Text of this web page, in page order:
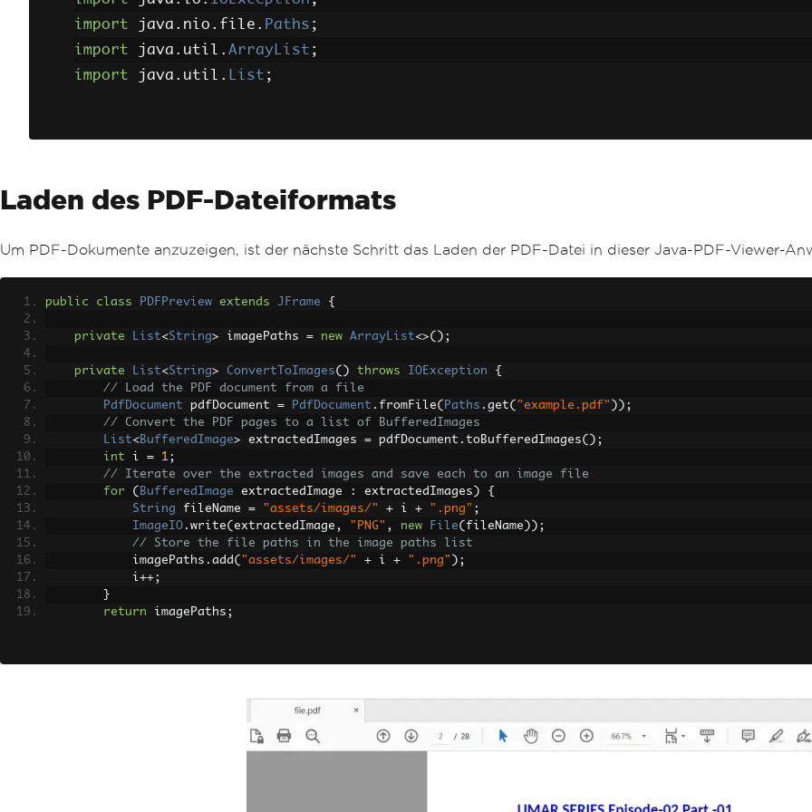
import java . nio . file . Paths ;
import java . util . ArrayList ;
import java . util . List ;
Laden des PDF-Dateiformats
Um PDF-Dokumente anzuzeigen, ist der nächste Schritt das Laden der PDF-Datei in dieser Java-PDF-Viewer-
public class PDFPreview extends JFrame {
private List<String> imagePaths = new ArrayList<>();
private List<String> ConvertToImages() throws IOException
{
// Load the PDF document from a file
PdfDocument pdfDocument = PdfDocument . fromFile( Paths . get( "example.pdf" ));
// Convert the PDF pages to a list of BufferedImages
List<BufferedImage> extractedImages = pdfDocument . toBufferedImages();
int i = 1;
// Iterate over the extracted images and save each to an image file
for
( BufferedImage extractedImage : extractedImages )
{
String fileName = "assets/images/" + i + ".png" ;
ImageIO . write( extractedImage , "PNG" , new File( fileName ));
// Store the file paths in the image paths list
            imagePaths
. add ( "assets/images/" + i + ".png" );
            i
++;
}
return imagePaths ;